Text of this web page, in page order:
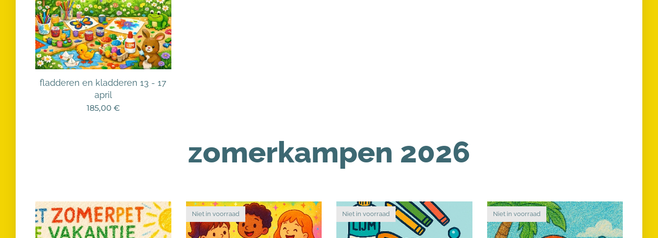
fladderen en kladderen 13 - 17
april
185,00 €
zomerkampen 2026
Niet in voorraad Niet in voorraad Niet in voorraad